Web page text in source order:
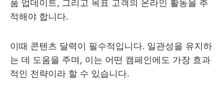
품 업데이트, 그리고 목표 고객의 온라인 활동을 추
적해야 합니다.
이때 콘텐츠 달력이 필수적입니다. 일관성을 유지하
는 데 도움을 주며, 이는 어떤 캠페인에도 가장 효과
적인 전략이라 할 수 있습니다.